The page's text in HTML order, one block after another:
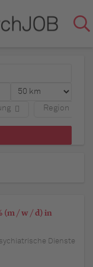
Region
(m / w / d) in
Dienste